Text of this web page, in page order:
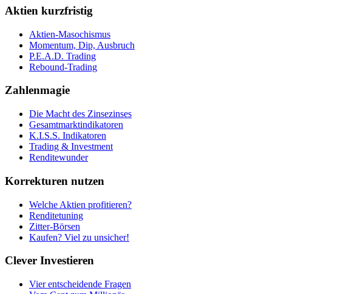
Aktien kurzfristig
Aktien-Masochismus
Momentum, Dip, Ausbruch
P.E.A.D. Trading
Rebound-Trading
Zahlenmagie
Die Macht des Zinsezinses
Gesamtmarktindikatoren
K.I.S.S. Indikatoren
Trading & Investment
Renditewunder
Korrekturen nutzen
Welche Aktien profitieren?
Renditetuning
Zitter-Börsen
Kaufen? Viel zu unsicher!
Clever Investieren
Vier entscheidende Fragen